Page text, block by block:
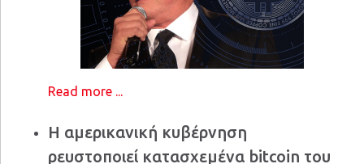
Read more ...
Η αμερικανική κυβέρνηση
ρευστοποιεί κατασχεμένα bitcoin του